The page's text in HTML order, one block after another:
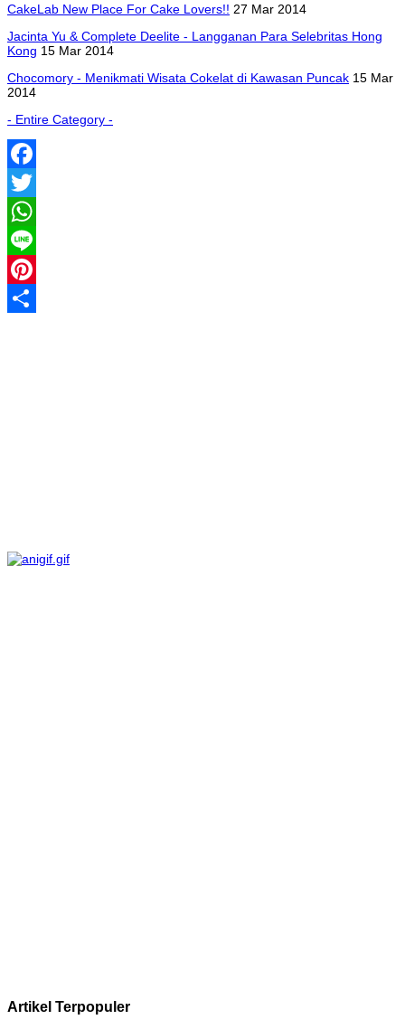
CakeLab New Place For Cake Lovers!! 27 Mar 2014
Jacinta Yu & Complete Deelite - Langganan Para Selebritas Hong
Kong 15 Mar 2014
Chocomory - Menikmati Wisata Cokelat di Kawasan Puncak 15 Mar
2014
- Entire Category -
Facebook
Twitter
WhatsApp
Line
Pinterest
Artikel Terpopuler